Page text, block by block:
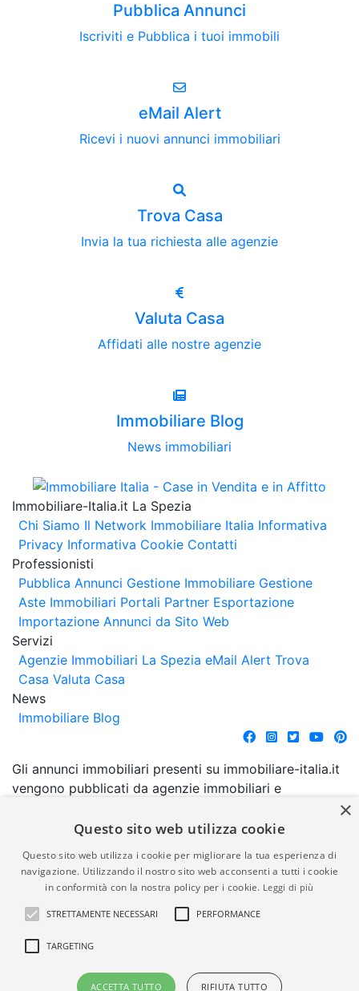
Pubblica Annunci
Iscriviti e Pubblica i tuoi immobili
eMail Alert
Ricevi i nuovi annunci immobiliari
Trova Casa
Invia la tua richiesta alle agenzie
Valuta Casa
Affidati alle nostre agenzie
Immobiliare Blog
News immobiliari
Immobiliare-Italia.it La Spezia
Chi Siamo Il Network Immobiliare Italia Informativa
Privacy Informativa Cookie Contatti
Professionisti
Pubblica Annunci Gestione Immobiliare Gestione
Aste Immobiliari Portali Partner Esportazione
Importazione Annunci da Sito Web
Servizi
Agenzie Immobiliari La Spezia eMail Alert Trova
Casa Valuta Casa
News
Immobiliare Blog
Gli annunci immobiliari presenti su immobiliare-italia.it
vengono pubblicati da agenzie immobiliari e
comporta l'approvazione o l'avallo da parte di
garanzia da parte di quest'ultima. immobiliare-italia.it
quindi non è responsabile della veridicità, della
correttezza, della completezza, della normativa in
materia di privacy e/o di alcun altro aspetto dei
suddetti annunci.
© Copyright 2007 - 2026
Powered by
×
Questo sito web utilizza cookie
Questo sito web utilizza i cookie per migliorare la tua esperienza di
navigazione. Utilizzando il nostro sito web acconsenti a tutti i cookie
in conformità con la nostra policy per i cookie. Leggi di più
STRETTAMENTE NECESSARI PERFORMANCE
TARGETING
ACCETTA TUTTO RIFIUTA TUTTO